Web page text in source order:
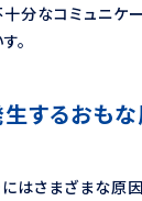
分なコミュニケ
。
するおも
はさまざまな原